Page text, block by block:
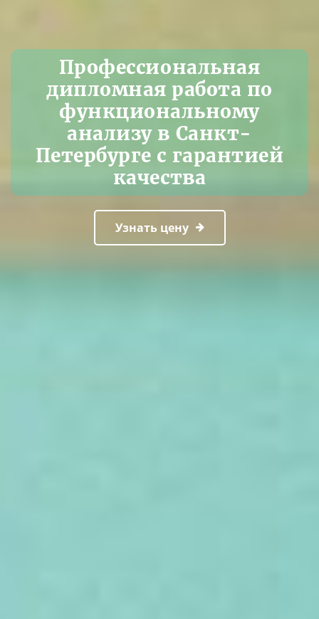
Профессиональная
дипломная работа по
функциональному
анализу в Санкт-
Петербурге с гарантией
качества
Узнать цену